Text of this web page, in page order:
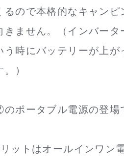
ので本格的なキャンピ
ません。（インバー
時にバッテリーが上
）
ポータブル電源の登場
ットはオールインワン